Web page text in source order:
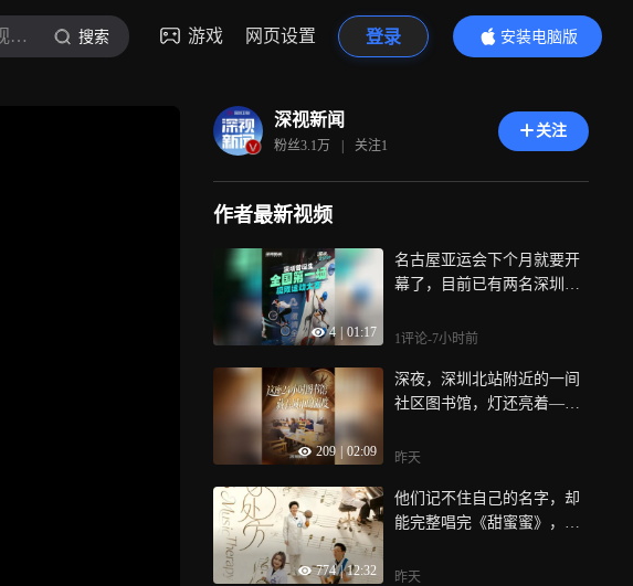
深视新闻 搜索 游戏 网页设置 登录
安装电脑版
内容更精彩
深视新闻
粉丝3.1万 | 关注1
关注
作者最新视频
4 01:17
名古屋亚运会下个月就要开
幕了，目前已有两名深圳选
这两名选手的项目有个共同
0年代初，深圳人就玩上了新
潮的小众运动！1994年，深
自办了中国第一场极限运动
在深圳扎根，如今，“小众运
动”正不断走向大众，敢闯敢
1评论-7小时前
209 02:09
深夜，深圳北站附近的一间
社区图书馆，灯还亮着——
对许多初到深圳的人来说，
站
昨天
774 | 12:32
他们记不住自己的名字，却
能完整唱完《甜蜜蜜》，化
乐课上第一次笑了，没有针
昨天